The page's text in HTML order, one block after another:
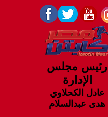
رئيس مجلس
الإدارة
عادل الكحلاوي
هدى عبدالسلام